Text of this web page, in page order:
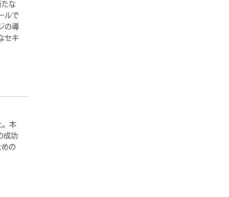
な
ルで
の導
セキ
。本
成功
の